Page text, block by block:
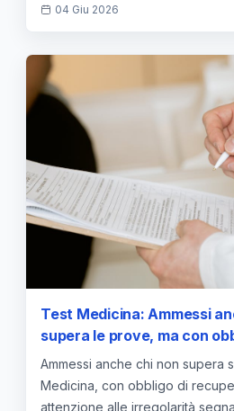
04 Giu 2026
Test Medicina: Ammessi
supera le prove, ma con
crediti e segnalazioni di
Ammessi anche chi non supera
Medicina, con obbligo di
attenzione alle irregolarità